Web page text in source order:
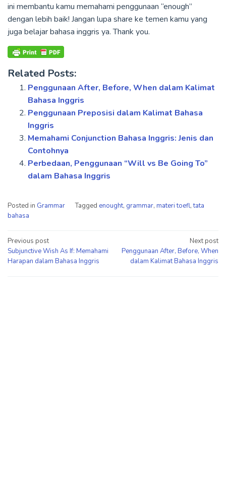
ini membantu kamu memahami penggunaan “enough”
dengan lebih baik! Jangan lupa share ke temen kamu yang
juga belajar bahasa inggris ya. Thank you.
Related Posts:
Penggunaan After, Before, When dalam Kalimat
Bahasa Inggris
Penggunaan Preposisi dalam Kalimat Bahasa
Inggris
Memahami Conjunction Bahasa Inggris: Jenis dan
Contohnya
Perbedaan, Penggunaan “Will vs Be Going To”
dalam Bahasa Inggris
Posted in Grammar Tagged enought, grammar, materi toefl,tata
bahasa
Post
navigation
Previous post
Subjunctive Wish As If: Memahami
Harapan dalam Bahasa Inggris
Next post
Penggunaan After, Before, When
dalam Kalimat Bahasa Inggris